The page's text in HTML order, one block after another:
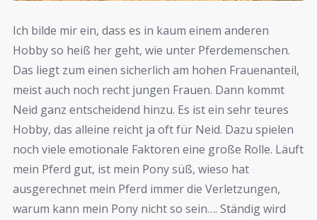
Ich bilde mir ein, dass es in kaum einem anderen
Hobby so heiß her geht, wie unter Pferdemenschen.
Das liegt zum einen sicherlich am hohen Frauenanteil,
meist auch noch recht jungen Frauen. Dann kommt
Neid ganz entscheidend hinzu. Es ist ein sehr teures
Hobby, das alleine reicht ja oft für Neid. Dazu spielen
noch viele emotionale Faktoren eine große Rolle. Läuft
mein Pferd gut, ist mein Pony süß, wieso hat
ausgerechnet mein Pferd immer die Verletzungen,
warum kann mein Pony nicht so sein…. Ständig wird